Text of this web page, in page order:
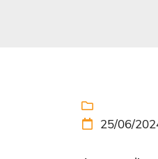


25/06/